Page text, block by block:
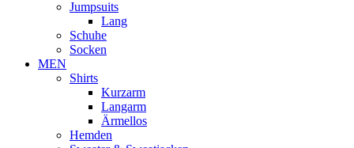
Jumpsuits
Lang
Schuhe
Socken
MEN
Shirts
Kurzarm
Langarm
Ärmellos
Hemden